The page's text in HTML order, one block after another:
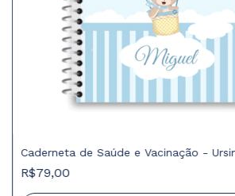
Caderneta de Saúde e Vacinação -
R$79,00